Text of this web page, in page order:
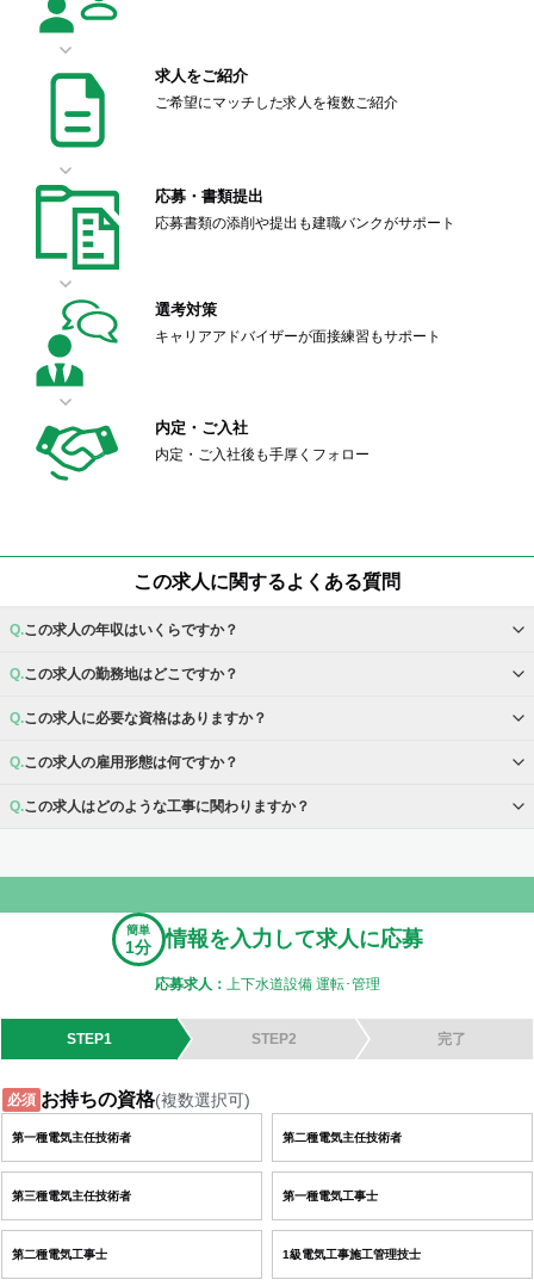
求人をご紹介
ご希望にマッチした求人を複数ご紹介
応募・書類提出
応募書類の添削や提出も建職バンクがサポート
選考対策
キャリアアドバイザーが面接練習もサポート
内定・ご入社
内定・ご入社後も手厚くフォロー
この求人に関するよくある質問
この求人の年収はいくらですか？
この求人の勤務地はどこですか？
この求人に必要な資格はありますか？
この求人の雇用形態は何ですか？
この求人はどのような工事に関わりますか？
簡単
1分 情報を入力して求人に応募
応募求人： 上下水道設備 運転･管理
STEP1 STEP2 完了
必須 お持ちの資格(複数選択可)
第一種電気主任技術者 第二種電気主任技術者
第三種電気主任技術者 第一種電気工事士
第二種電気工事士 1級電気工事施工管理技士